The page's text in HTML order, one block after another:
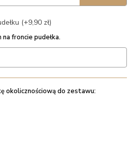
(+9,90 zł)
froncie pudełka.
okolicznościową do zestawu: